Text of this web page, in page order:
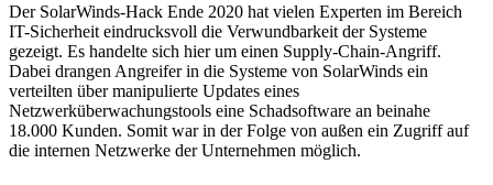
Der SolarWinds-Hack Ende 2020 hat vielen Experten im Bereich
IT-Sicherheit eindrucksvoll die Verwundbarkeit der Systeme
gezeigt. Es handelte sich hier um einen Supply-Chain-Angriff.
Dabei drangen Angreifer in die Systeme von SolarWinds ein
verteilten über manipulierte Updates eines
Netzwerküberwachungstools eine Schadsoftware an beinahe
18.000 Kunden. Somit war in der Folge von außen ein Zugriff auf
die internen Netzwerke der Unternehmen möglich.